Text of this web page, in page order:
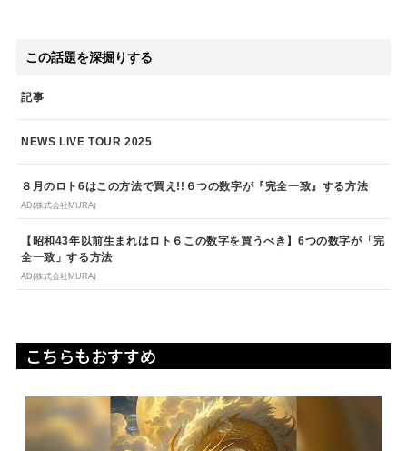
この話題を深掘りする
記事
NEWS LIVE TOUR 2025
８月のロト6はこの方法で買え!!６つの数字が『完全一致』する方法
AD(株式会社MURA)
【昭和43年以前生まれはロト６この数字を買うべき】6つの数字が「完
全一致」する方法
AD(株式会社MURA)
こちらもおすすめ